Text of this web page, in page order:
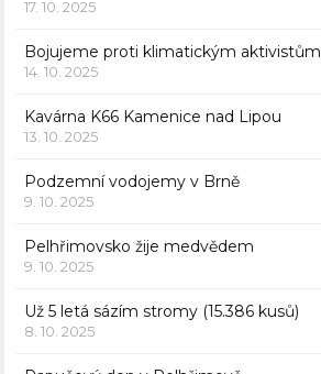
17. 10. 2025
Bojujeme proti klimatickým aktivistům
14. 10. 2025
Kavárna K66 Kamenice nad Lipou
13. 10. 2025
Podzemní vodojemy v Brně
9. 10. 2025
Pelhřimovsko žije medvědem
9. 10. 2025
Už 5 letá sázím stromy (15.386 kusů)
8. 10. 2025